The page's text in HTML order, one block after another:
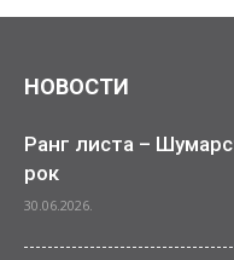
НОВОСТИ
Ранг листа –
рок
30.06.2026.